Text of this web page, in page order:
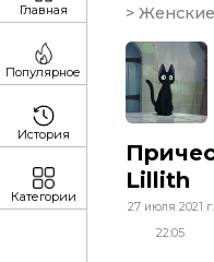
>
Lillith
27 июля 2021 г.
22:05
Главная
Популярное
История
Категории